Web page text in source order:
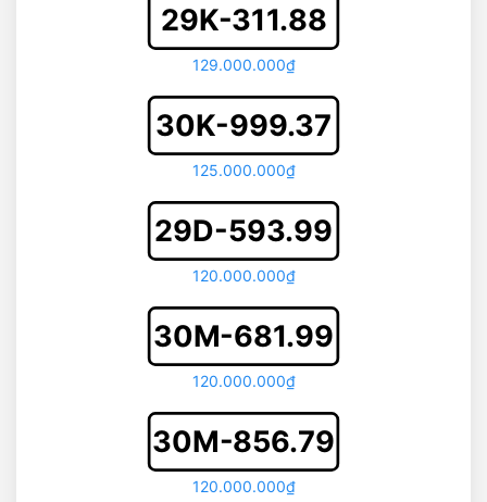
29K-311.88
129.000.000₫
30K-999.37
125.000.000₫
29D-593.99
120.000.000₫
30M-681.99
120.000.000₫
30M-856.79
120.000.000₫